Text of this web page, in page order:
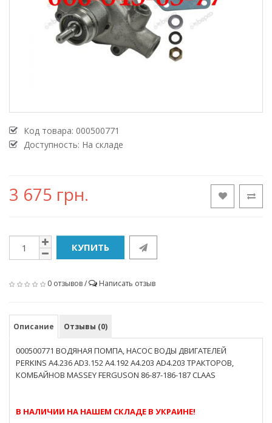
Код товара: 000500771
Доступность: На складе
3 675 грн.
КУПИТЬ
0 отзывов/ Написать отзыв
Описание Отзывы (0)
000500771 ВОДЯНАЯ ПОМПА, НАСОС ВОДЫ ДВИГАТЕЛЕЙ
PERKINS A4.236 AD3.152 A4.192 A4.203 AD4.203 ТРАКТОРОВ,
КОМБАЙНОВ MASSEY FERGUSON 86-87-186-187 CLAAS
В НАЛИЧИИ НА НАШЕМ СКЛАДЕ В УКРАИНЕ!